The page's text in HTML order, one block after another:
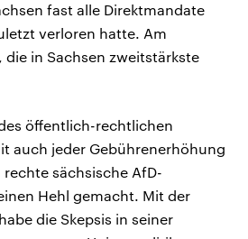
fast alle Direktmandate
verloren hatte. Am
die in Sachsen zweitstärkste
öffentlich-rechtlichen
auch jeder Gebührenerhöhung
sächsische AfD-
Hehl gemacht. Mit der
die Skepsis in seiner